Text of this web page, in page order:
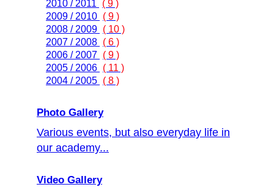
2010 / 2011
( 9 )
2009 / 2010 ( 9 )
2008 / 2009 ( 10 )
2007 / 2008 ( 6 )
2006 / 2007 ( 9 )
2005 / 2006 ( 11 )
2004 / 2005 ( 8 )
Photo Gallery
Various events, but also everyday life in
our academy...
Video Gallery